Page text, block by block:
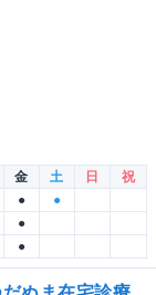
金 土 日
祝
●
●
●
●